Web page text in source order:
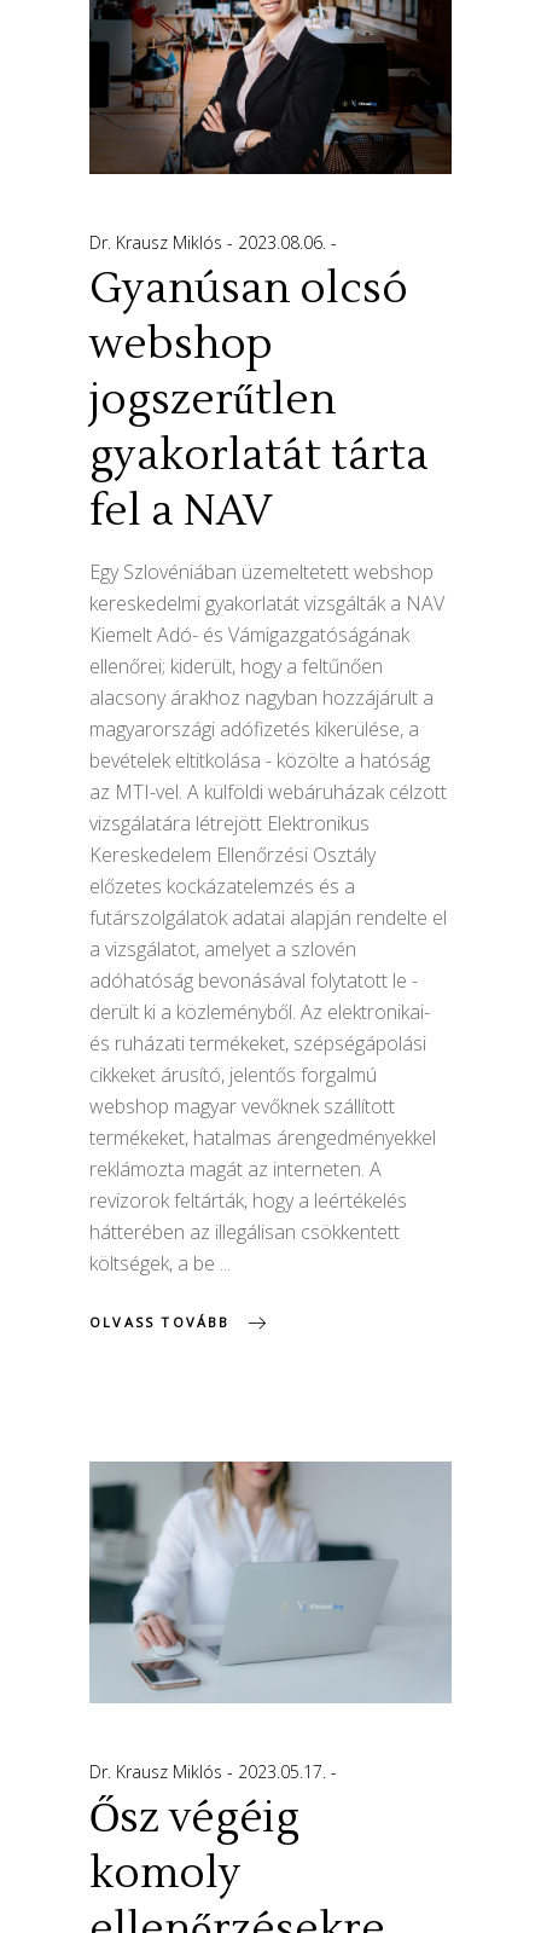
Dr. Krausz Miklós 2023.08.06.
Gyanúsan olcsó
webshop
jogszerűtlen
gyakorlatát tárta
fel a NAV
Egy Szlovéniában üzemeltetett webshop
kereskedelmi gyakorlatát vizsgálták a NAV
Kiemelt Adó- és Vámigazgatóságának
ellenőrei; kiderült, hogy a feltűnően
alacsony árakhoz nagyban hozzájárult a
magyarországi adófizetés kikerülése, a
bevételek eltitkolása - közölte a hatóság
az MTI-vel. A külföldi webáruházak célzott
vizsgálatára létrejött Elektronikus
Kereskedelem Ellenőrzési Osztály
előzetes kockázatelemzés és a
futárszolgálatok adatai alapján rendelte el
a vizsgálatot, amelyet a szlovén
adóhatóság bevonásával folytatott le -
derült ki a közleményből. Az elektronikai-
és ruházati termékeket, szépségápolási
cikkeket árusító, jelentős forgalmú
webshop magyar vevőknek szállított
termékeket, hatalmas árengedményekkel
reklámozta magát az interneten. A
revizorok feltárták, hogy a leértékelés
hátterében az illegálisan csökkentett
költségek, a be
OLVASS TOVÁBB
Dr. Krausz Miklós 2023.05.17.
Ősz végéig
komoly